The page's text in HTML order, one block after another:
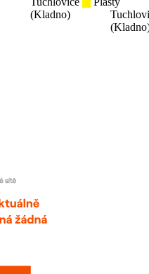
(Kladno)